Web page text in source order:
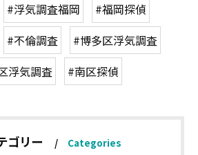
#浮気調査福岡
#福岡探偵
#不倫調査
#博多区浮気調査
浮気調査
#南区探偵
ゴリー Categories